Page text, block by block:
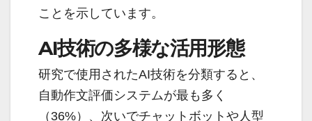
ことを示しています。
AI技術の多様な活用形態
研究で使用されたAI技術を分類すると、
自動作文評価システムが最も多く
（36%）、次いでチャットボットや人型